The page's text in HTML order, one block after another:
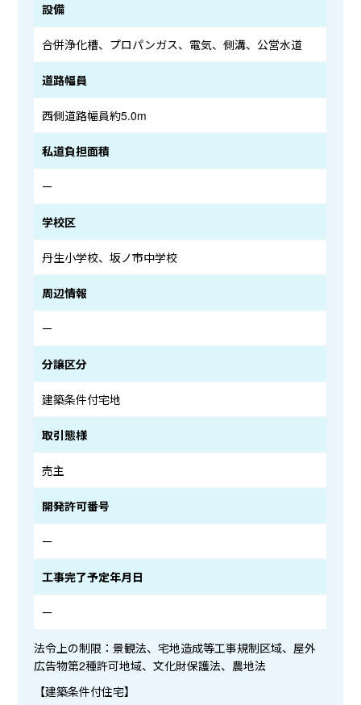
設備
合併浄化槽、プロパンガス、電気、側溝、公営水道
道路幅員
西側道路幅員約5.0m
私道負担面積
ー
学校区
丹生小学校、坂ノ市中学校
周辺情報
ー
分譲区分
建築条件付宅地
取引態様
売主
開発許可番号
ー
工事完了予定年月日
ー
法令上の制限：景観法、宅地造成等工事規制区域、屋外
広告物第2種許可地域、文化財保護法、農地法
【建築条件付住宅】